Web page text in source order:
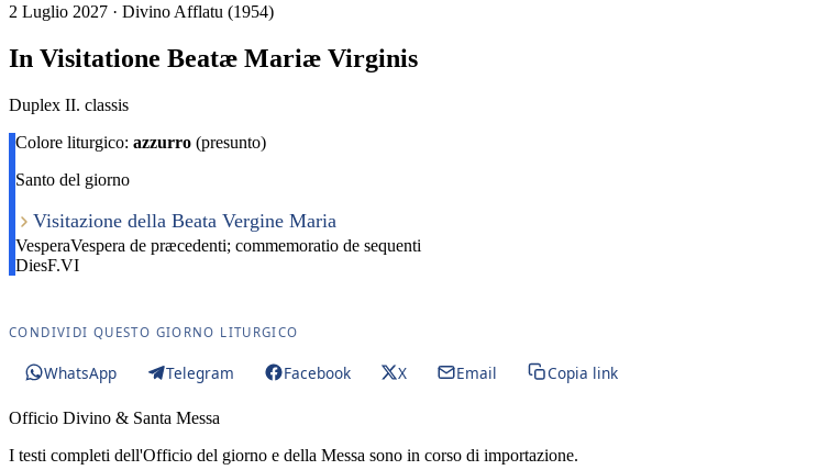
2 Luglio 2027 · Divino Afflatu (1954)
In Visitatione Beatæ Mariæ Virginis
Duplex II. classis
Colore liturgico: azzurro (presunto)
Santo del giorno
Visitazione della Beata Vergine Maria
VesperaVespera de præcedenti; commemoratio de sequenti
DiesF.VI
CONDIVIDI QUESTO GIORNO LITURGICO
WhatsApp Telegram Facebook X Email Copia link
Officio Divino & Santa Messa
I testi completi dell'Officio del giorno e della Messa sono in corso di importazione.